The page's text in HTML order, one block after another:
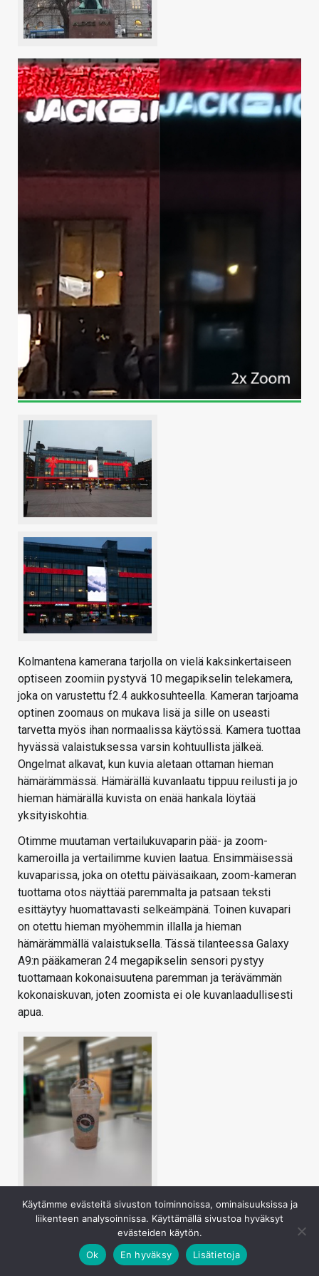
Kolmantena kamerana tarjolla on vielä kaksinkertaiseen
optiseen zoomiin pystyvä 10 megapikselin telekamera,
joka on varustettu f2.4 aukkosuhteella. Kameran tarjoama
optinen zoomaus on mukava lisä ja sille on useasti
tarvetta myös ihan normaalissa käytössä. Kamera tuottaa
hyvässä valaistuksessa varsin kohtuullista jälkeä.
Ongelmat alkavat, kun kuvia aletaan ottaman hieman
hämärämmässä. Hämärällä kuvanlaatu tippuu reilusti ja jo
hieman hämärällä kuvista on enää hankala löytää
yksityiskohtia.
Otimme muutaman vertailukuvaparin pää- ja zoom-
kameroilla ja vertailimme kuvien laatua. Ensimmäisessä
kuvaparissa, joka on otettu päiväsaikaan, zoom-kameran
tuottama otos näyttää paremmalta ja patsaan teksti
esittäytyy huomattavasti selkeämpänä. Toinen kuvapari
on otettu hieman myöhemmin illalla ja hieman
hämärämmällä valaistuksella. Tässä tilanteessa Galaxy
A9:n pääkameran 24 megapikselin sensori pystyy
tuottamaan kokonaisuutena paremman ja terävämmän
kokonaiskuvan, joten zoomista ei ole kuvanlaadullisesti
apua.
Käytämme evästeitä sivuston toiminnoissa, ominaisuuksissa ja
liikenteen analysoinnissa. Käyttämällä sivustoa hyväksyt
evästeiden käytön.
Ok
En hyväksy Lisätietoja